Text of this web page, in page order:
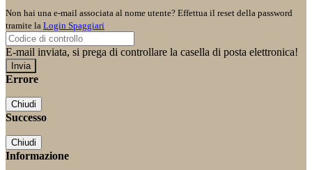
Non hai una e-mail associata al nome utente? Effettua il reset della password
tramite la Login Spaggiari
E-mail inviata, si prega di controllare la casella di posta elettronica!
Errore
Chiudi
Successo
Chiudi
Informazione